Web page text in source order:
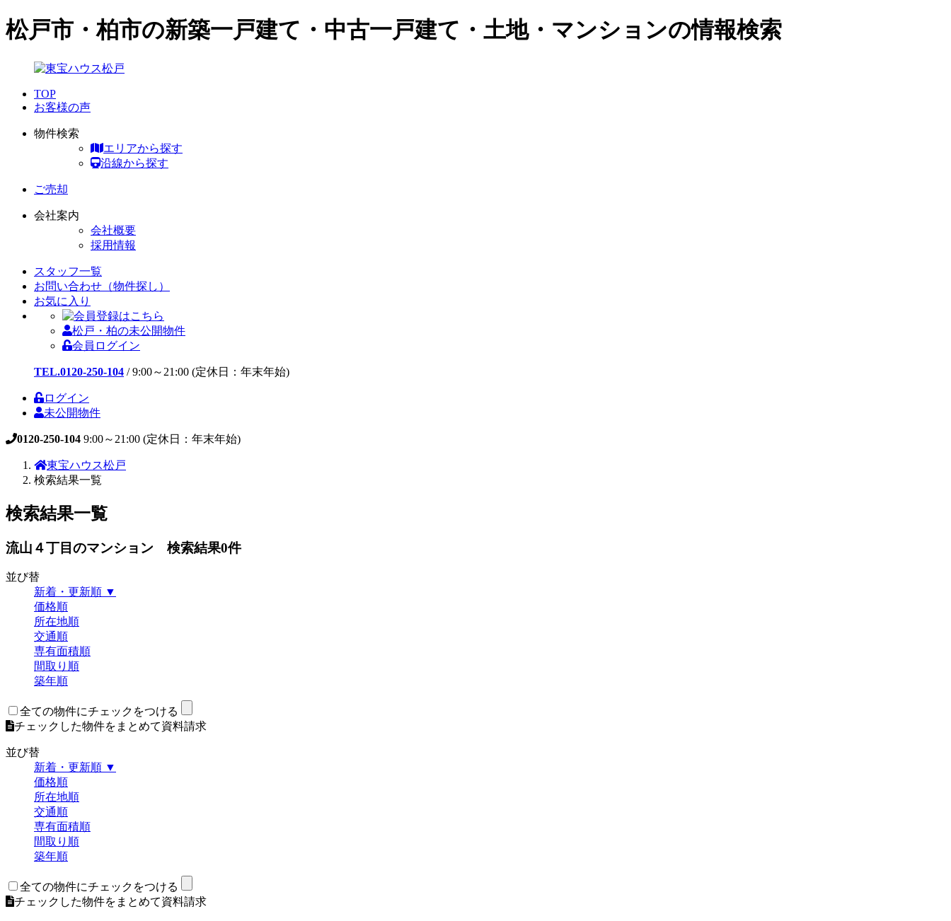
松戸市・柏市の新築一戸建て・中古一戸建て・土地・マンションの情報検索
TOP
お客様の声
物件検索
エリアから探す
沿線から探す
ご売却
会社案内
会社概要
採用情報
スタッフ一覧
お問い合わせ（物件探し）
お気に入り
松戸・柏の未公開物件
会員ログイン
TEL.0120-250-104 /9:00～21:00 (定休日：年末年始)
ログイン
未公開物件
0120-250-104 9:00～21:00 (定休日：年末年始)
東宝ハウス松戸
検索結果一覧
検索結果一覧
流山４丁目のマンション 検索結果0件
並び替
新着・更新順 ▼
価格順
所在地順
交通順
専有面積順
間取り順
築年順
全ての物件にチェックをつける
チェックした物件をまとめて資料請求
並び替
新着・更新順 ▼
価格順
所在地順
交通順
専有面積順
間取り順
築年順
全ての物件にチェックをつける
チェックした物件をまとめて資料請求